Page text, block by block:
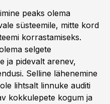
peaks olema
süsteemile, mitte kord
korrastamiseks.
selgete
ja pidevalt arenev,
Selline lähenemine
lihtsalt linnuke auditi
kokkulepete kogum ja